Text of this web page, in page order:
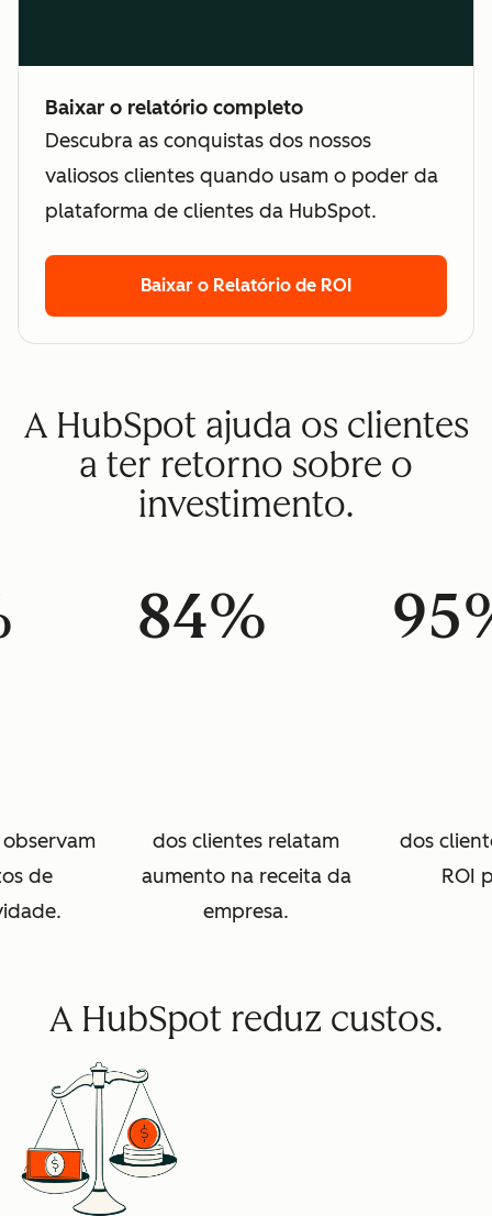
Baixar o relatório completo
Descubra as conquistas dos nossos
valiosos clientes quando usam o poder da
plataforma de clientes da HubSpot.
Baixar o Relatório de ROI
A HubSpot ajuda os clientes
a ter retorno sobre o
investimento.
de
84%
dos clientes relatam
aumento na receita da
empresa.
dos
ROI
A HubSpot reduz custos.